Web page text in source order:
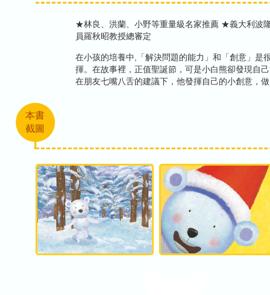
★林良、洪蘭、小野等重量級名家推薦 ★義大利波
員羅秋昭教授總審定
在小孩的培養中,「解決問題的能力」和「創意」是
揮。在故事裡，正值聖誕節，可是小白熊卻發現自
在朋友七嘴八舌的建議下，他發揮自己的小創意，
本書
截圖